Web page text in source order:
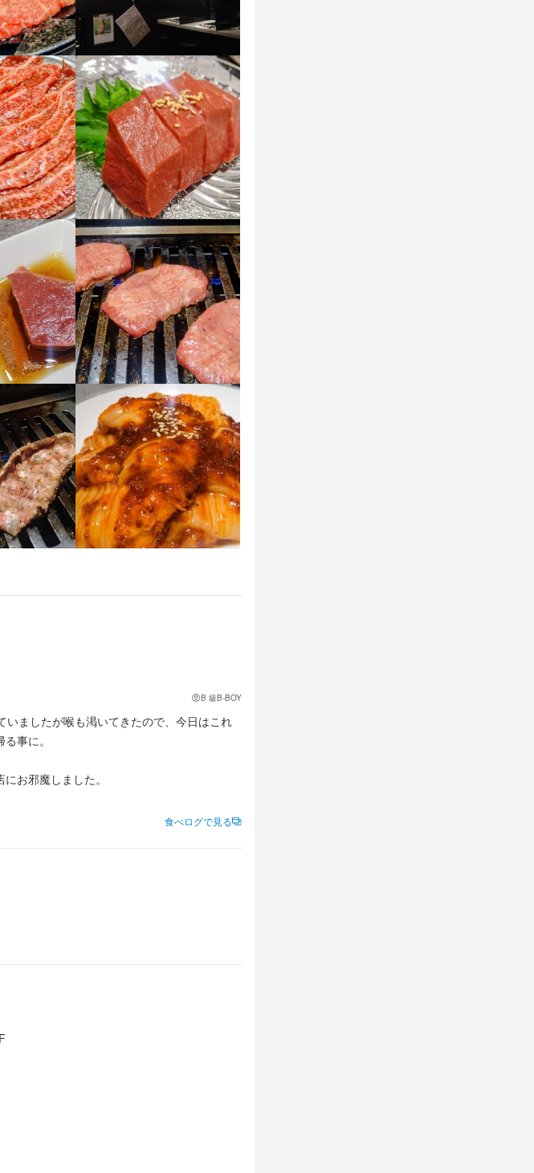
B 級B-BOY
ましたが喉も渇いてきたので、今日はこれ
事に。
お邪魔しました。
1名だけ。
うぞ〜!!」と奥のテーブル席へ通して貰えま
す。
眺めていたら先程の女性スタッフさんが
食べログで見る
する
時給：1,400円〜1,750円
する
時給：1,300円〜1,600円
する
時給：1,300円〜
する
月給：20万円〜25万円